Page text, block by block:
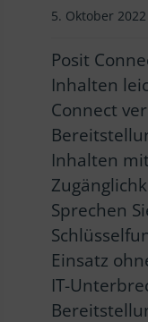
5. Oktober 2022
Posit
Inhalten
Connect
Inhalten
Sprechen
Einsatz
IT-